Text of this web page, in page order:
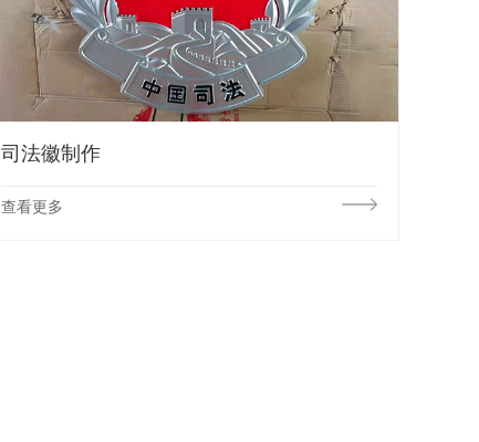
司法徽制作
查看更多